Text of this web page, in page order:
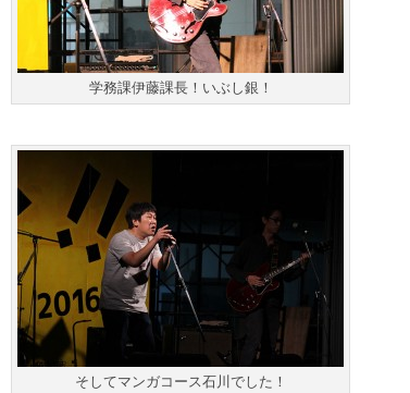
学務課伊藤課長！いぶし銀！
そしてマンガコース石川でした！